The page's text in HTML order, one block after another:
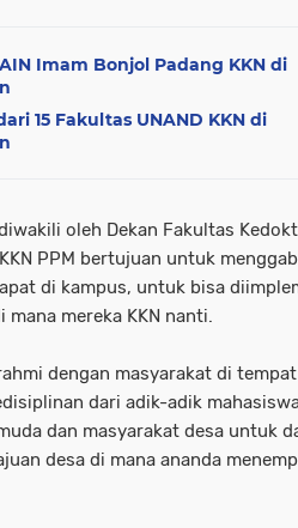
Imam Bonjol Padang KKN di
15 Fakultas UNAND KKN di
oleh Dekan Fakultas
PPM bertujuan untuk
di kampus, untuk bisa
mereka KKN nanti.
dengan masyarakat di tempat
dari adik-adik
dan masyarakat desa untuk
desa di mana ananda